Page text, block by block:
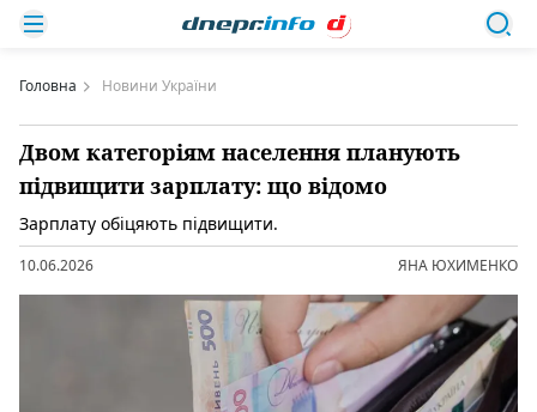
Головна Новини України
Двом категоріям населення планують
підвищити зарплату: що відомо
Зарплату обіцяють підвищити.
10.06.2026 ЯНА ЮХИМЕНКО